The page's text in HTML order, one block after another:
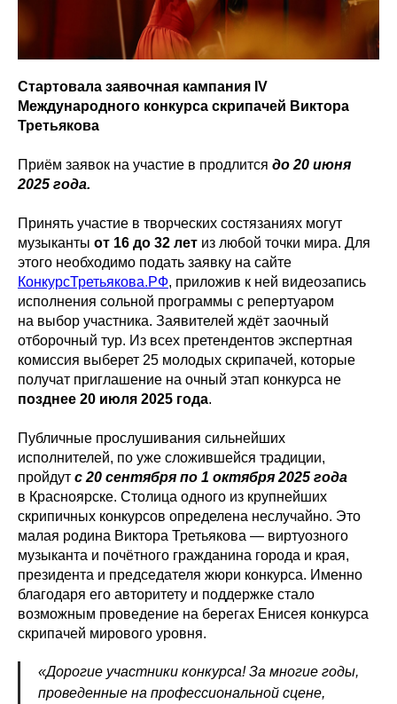
Стартовала заявочная кампания IV
Международного конкурса скрипачей Виктора
Третьякова
Приём заявок на участие в продлится до 20 июня
2025 года.
Принять участие в творческих состязаниях могут
музыканты от 16 до 32 лет из любой точки мира. Для
этого необходимо подать заявку на сайте
КонкурсТретьякова.РФ, приложив к ней видеозапись
исполнения сольной программы с репертуаром
на выбор участника. Заявителей ждёт заочный
отборочный тур. Из всех претендентов экспертная
комиссия выберет 25 молодых скрипачей, которые
получат приглашение на очный этап конкурса не
позднее 20 июля 2025 года.
Публичные прослушивания сильнейших
исполнителей, по уже сложившейся традиции,
пройдут с 20 сентября по 1 октября 2025 года
в Красноярске. Столица одного из крупнейших
скрипичных конкурсов определена неслучайно. Это
малая родина Виктора Третьякова — виртуозного
музыканта и почётного гражданина города и края,
президента и председателя жюри конкурса. Именно
благодаря его авторитету и поддержке стало
возможным проведение на берегах Енисея конкурса
скрипачей мирового уровня.
«Дорогие участники конкурса! За многие годы,
проведенные на профессиональной сцене,